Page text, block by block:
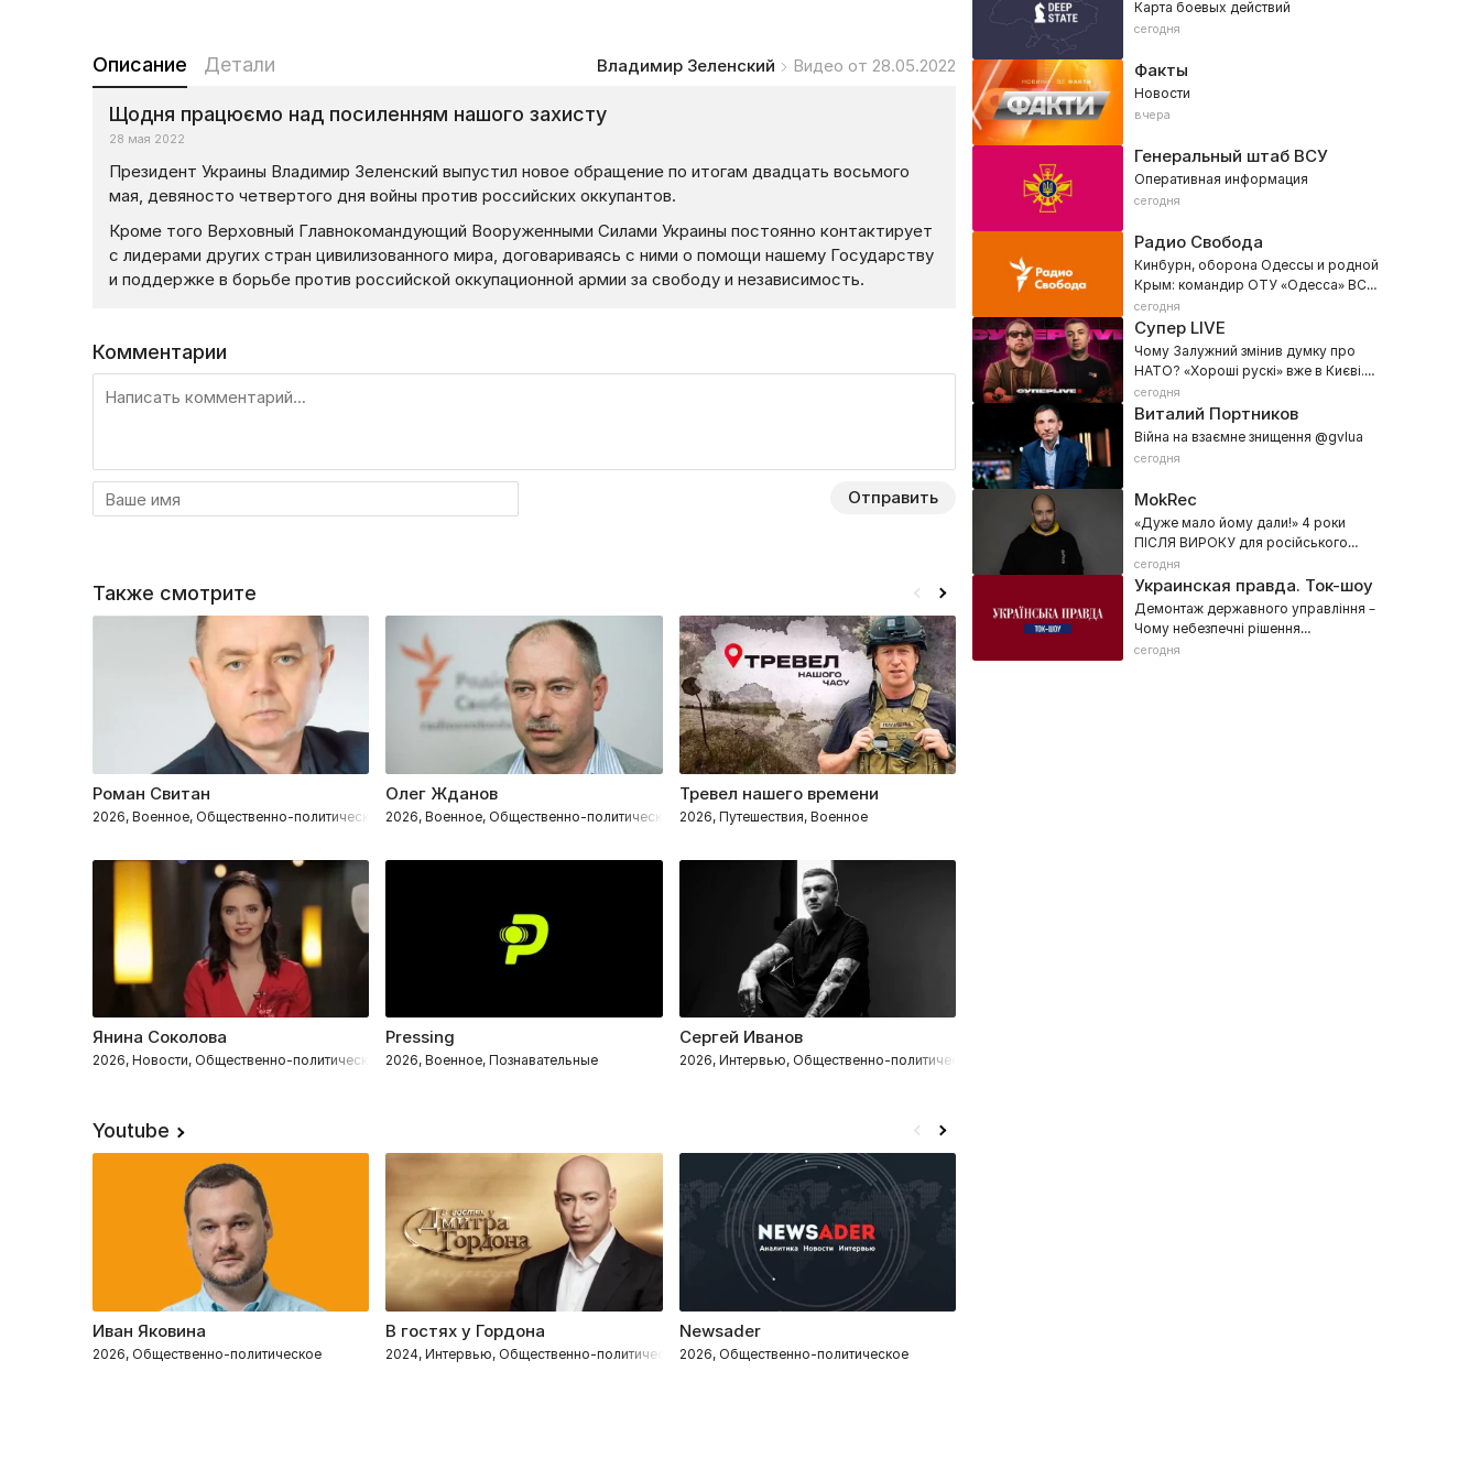
Описание Детали Владимир Зеленский Видео от 28.05.2022
Щодня працюємо над посиленням нашого захисту
28 мая 2022
Президент Украины Владимир Зеленский выпустил новое обращение по итогам двадцать восьмого
мая, девяносто четвертого дня войны против российских оккупантов.
Кроме того Верховный Главнокомандующий Вооруженными Силами Украины постоянно контактирует
с лидерами других стран цивилизованного мира, договариваясь с ними о помощи нашему Государству
и поддержке в борьбе против российской оккупационной армии за свободу и независимость.
Комментарии
Отправить
Карта боевых действий
сегодня
Факты
Новости
вчера
Генеральный штаб ВСУ
Оперативная информация
сегодня
Радио Свобода
Кинбурн, оборона Одессы и родной
Крым: командир ОТУ «Одесса» ВСУ
Денис Носиков
сегодня
Супер LIVE
Чому Залужний змінив думку про
НАТО? «Хороші рускі» вже в Києві.
Балістика КНДР та ППО для України
сегодня
Виталий Портников
Війна на взаємне знищення @gvlua
сегодня
MokRec
«Дуже мало йому дали!» 4 роки
ПІСЛЯ ВИРОКУ для російського
військового – Фільм Данила
Мокрика
сегодня
Украинская правда. Ток-шоу
Демонтаж державного управління –
Чому небезпечні рішення
Зеленського? – Вибори неминучі
сегодня
Также смотрите
Роман Свитан
2026, Военное, Общественно-политическое
Олег Жданов
2026, Военное, Общественно-политическое
Тревел нашего времени
2026, Путешествия, Военное
Янина Соколова
2026, Новости, Общественно-политическое
Pressing
2026, Военное, Познавательные
Сергей Иванов
2026, Интервью, Общественно-политическое
Youtube
Иван Яковина
2026, Общественно-политическое
В гостях у Гордона
2024, Интервью, Общественно-политическое
Newsader
2026, Общественно-политическое